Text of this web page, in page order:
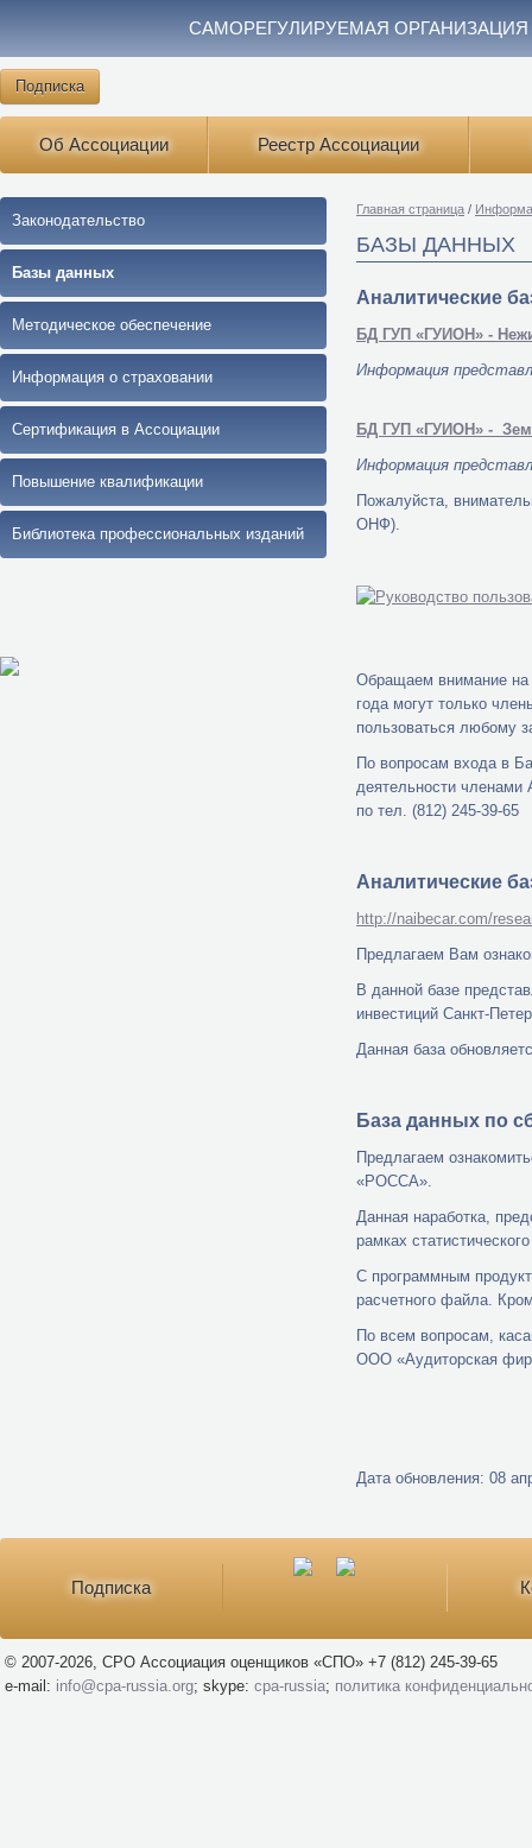
САМОРЕГУЛИРУЕМАЯ
Подписка
Об Ассоциации Реестр Ассоциации
Законодательство
Базы данных
Методическое обеспечение
Информация о страховании
Сертификация в Ассоциации
Повышение квалификации
Библиотека профессиональных изданий
Главная страница /
БАЗЫ ДАННЫХ
Аналитические
БД ГУП «ГУИОН» -
Информация
БД ГУП «ГУИОН» -
Информация
Пожалуйста,
ОНФ).
Обращаем внимание на
года могут только
пользоваться любому
По вопросам входа в
деятельности
по тел. (812) 245-39-65
Аналитические
http://naibecar.com/
Предлагаем Вам
В данной базе
инвестиций Санкт-
Данная база
База данных по
Предлагаем
«РОССА».
Данная наработка,
рамках
С программным
расчетного файла.
По всем вопросам,
ООО «Аудиторская
Дата обновления: 08
Подписка
© 2007-2026, СРО Ассоциация оценщиков «СПО» +7 (812) 245-39-65
e-mail: info@cpa-russia.org; skype: cpa-russia; политика